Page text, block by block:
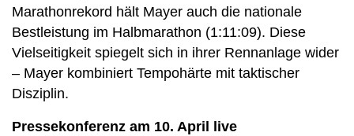
Marathonrekord hält Mayer auch die nationale
Bestleistung im Halbmarathon (1:11:09). Diese
Vielseitigkeit spiegelt sich in ihrer Rennanlage wider
– Mayer kombiniert Tempohärte mit taktischer
Disziplin.
Pressekonferenz am 10. April live